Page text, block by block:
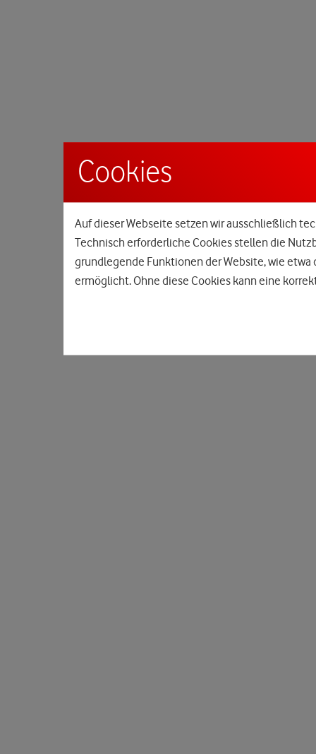
Cookies
Auf dieser Webseite setzen wir ausschließlich
Technisch erforderliche Cookies stellen die
grundlegende Funktionen der Website, wie
ermöglicht. Ohne diese Cookies kann eine